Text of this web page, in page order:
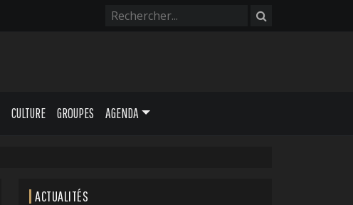
CULTURE GROUPES AGENDA
ACTUALITÉS